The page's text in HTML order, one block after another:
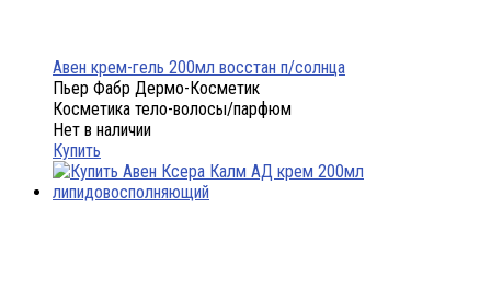
Авен крем-гель 200мл восстан п/солнца
Пьер Фабр Дермо-Косметик
Косметика тело-волосы/парфюм
Нет в наличии
Купить